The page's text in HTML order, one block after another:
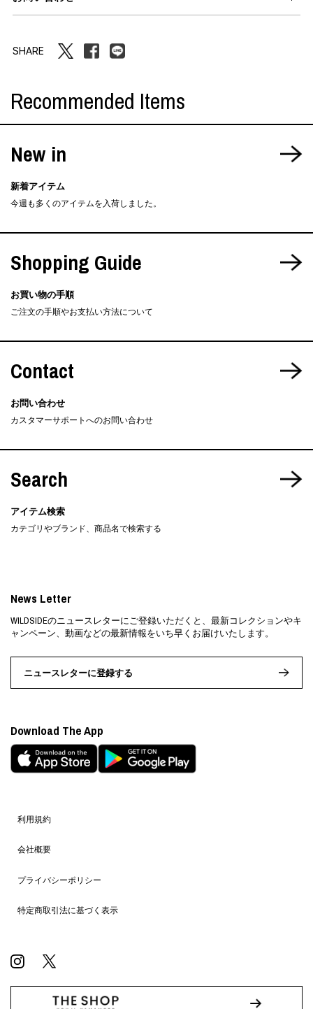
SHARE
Recommended Items
New in
新着アイテム
今週も多くのアイテムを入荷しました。
Shopping Guide
お買い物の手順
ご注文の手順やお支払い方法について
Contact
お問い合わせ
カスタマーサポートへのお問い合わせ
Search
アイテム検索
カテゴリやブランド、商品名で検索する
利用規約
会社概要
プライバシーポリシー
特定商取引法に基づく表示
News Letter
WILDSIDEのニュースレターにご登録いただくと、最新コレクションやキ
ャンペーン、動画などの最新情報をいち早くお届けいたします。
ニュースレターに登録する
Download The App